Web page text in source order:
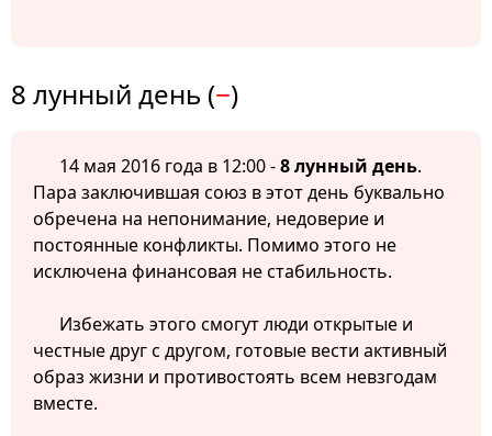
8 лунный день (−)
14 мая 2016 года в 12:00 -8 лунный день.
Пара заключившая союз в этот день буквально
обречена на непонимание, недоверие и
постоянные конфликты. Помимо этого не
исключена финансовая не стабильность.
Избежать этого смогут люди открытые и
честные друг с другом, готовые вести активный
образ жизни и противостоять всем невзгодам
вместе.